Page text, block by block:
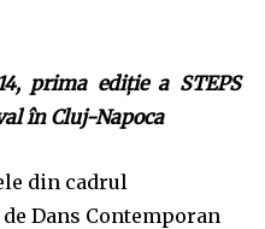
prima ediţie a STEPS
în Cluj-Napoca
din cadrul
Dans Contemporan